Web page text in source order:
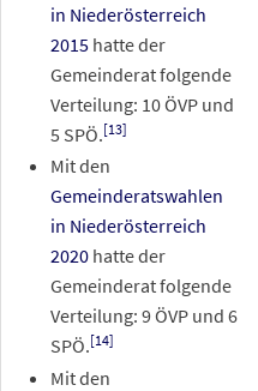
in Niederösterreich
2015hatte der
Gemeinderat folgende
Verteilung: 10 ÖVP und
5 SPÖ.[13]
Mit den
Gemeinderatswahlen
in Niederösterreich
2020hatte der
Gemeinderat folgende
Verteilung: 9 ÖVP und 6
SPÖ.[14]
Mit den